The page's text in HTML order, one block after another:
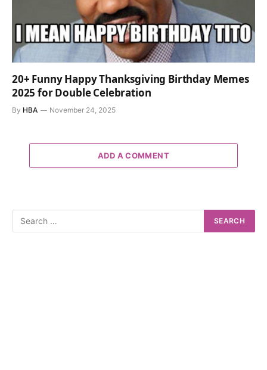
20+ Funny Happy Thanksgiving Birthday Memes
2025 for Double Celebration
By HBA November 24, 2025
ADD A COMMENT